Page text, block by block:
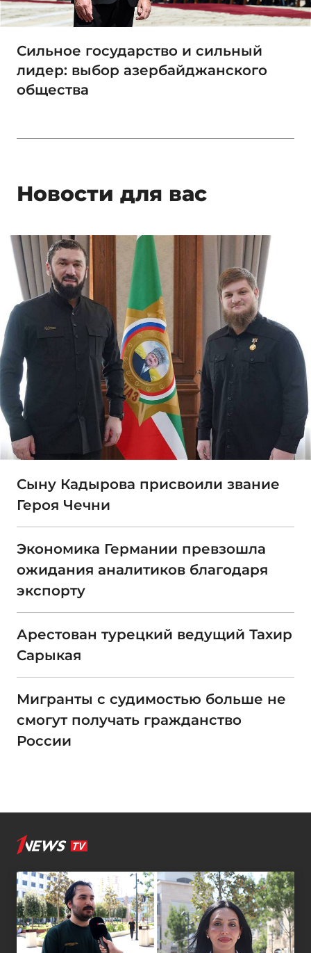
Сильное государство и сильный
лидер: выбор азербайджанского
общества
Новости для вас
Сыну Кадырова присвоили звание
Героя Чечни
Экономика Германии превзошла
ожидания аналитиков благодаря
экспорту
Арестован турецкий ведущий Тахир
Сарыкая
Мигранты с судимостью больше не
смогут получать гражданство
России